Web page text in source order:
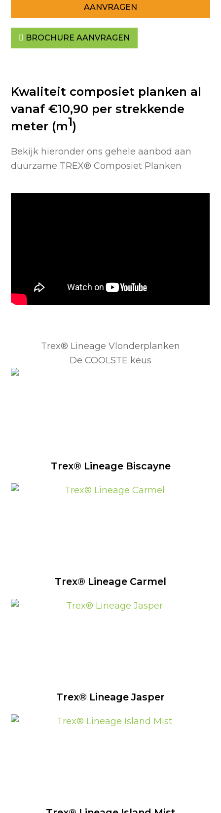
AANVRAGEN
BROCHURE AANVRAGEN
Kwaliteit composiet planken al
vanaf €10,90 per strekkende
meter (m1)
Bekijk hieronder ons gehele aanbod aan
duurzame TREX® Composiet Planken
Trex® Lineage Vlonderplanken
De COOLSTE keus
Trex® Lineage Biscayne
Trex® Lineage Carmel
Trex® Lineage Jasper